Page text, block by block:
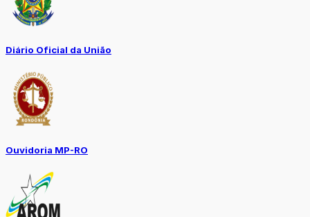
Diário Oficial da União
Ouvidoria MP-RO